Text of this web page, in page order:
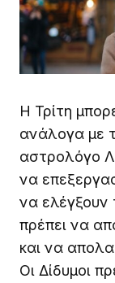
Η Τρίτη
ανάλογα με
αστρολόγο
να
να ελέγξουν
πρέπει να
και να
Οι Δίδυμοι